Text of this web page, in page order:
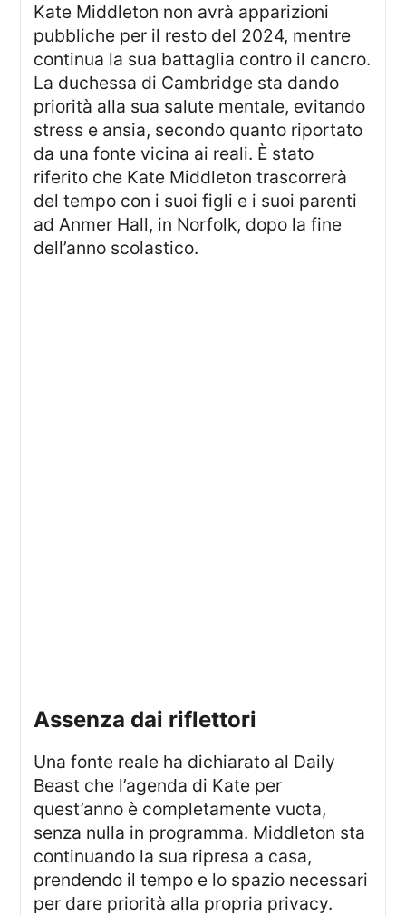
Kate Middleton non avrà apparizioni
pubbliche per il resto del 2024, mentre
continua la sua battaglia contro il cancro.
La duchessa di Cambridge sta dando
priorità alla sua salute mentale, evitando
stress e ansia, secondo quanto riportato
da una fonte vicina ai reali. È stato
riferito che Kate Middleton trascorrerà
del tempo con i suoi figli e i suoi parenti
ad Anmer Hall, in Norfolk, dopo la fine
dell’anno scolastico.
assenza dai riflettori
Una fonte reale ha dichiarato al Daily
Beast che l’agenda di Kate per
quest’anno è completamente vuota,
senza nulla in programma. Middleton sta
continuando la sua ripresa a casa,
prendendo il tempo e lo spazio necessari
per dare priorità alla propria privacy.